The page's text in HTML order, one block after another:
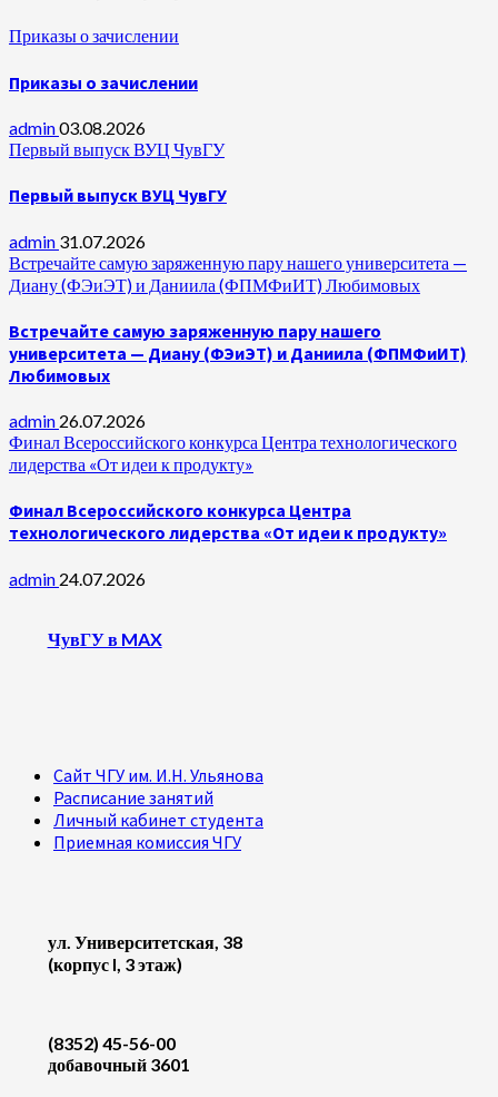
Приказы о зачислении
Приказы о зачислении
admin03.08.2026
Первый выпуск ВУЦ ЧувГУ
Первый выпуск ВУЦ ЧувГУ
admin 31.07.2026
Встречайте самую заряженную пару нашего университета —
Диану (ФЭиЭТ) и Даниила (ФПМФиИТ) Любимовых
Встречайте самую заряженную пару нашего
университета — Диану (ФЭиЭТ) и Даниила (ФПМФиИТ)
Любимовых
admin 26.07.2026
Финал Всероссийского конкурса Центра технологического
лидерства «От идеи к продукту»
Финал Всероссийского конкурса Центра
технологического лидерства «От идеи к продукту»
admin 24.07.2026
ЧувГУ в MAX
Сайт ЧГУ им. И.Н. Ульянова
Расписание занятий
Личный кабинет студента
Приемная комиссия ЧГУ
ул. Университетская, 38
(корпус I, 3 этаж)
(8352) 45-56-00
добавочный 3601